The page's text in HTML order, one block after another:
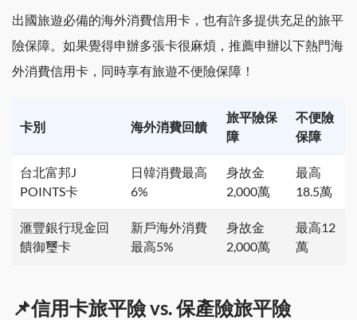
出國旅遊必備的海外消費信用卡，也有許多提供充足的旅平
險保障。如果覺得申辦多張卡很麻煩，推薦申辦以下熱門海
外消費信用卡，同時享有旅遊不便險保障！
卡別 海外消費回饋
旅平險保
障
不便險
保障
台北富邦J
POINTS卡
日韓消費最高
6%
身故金
2,000萬
最高
18.5萬
滙豐銀行現金回
饋御璽卡
新戶海外消費
最高5%
身故金
2,000萬
最高12
萬
📌信用卡旅平險 vs. 保產險旅平險